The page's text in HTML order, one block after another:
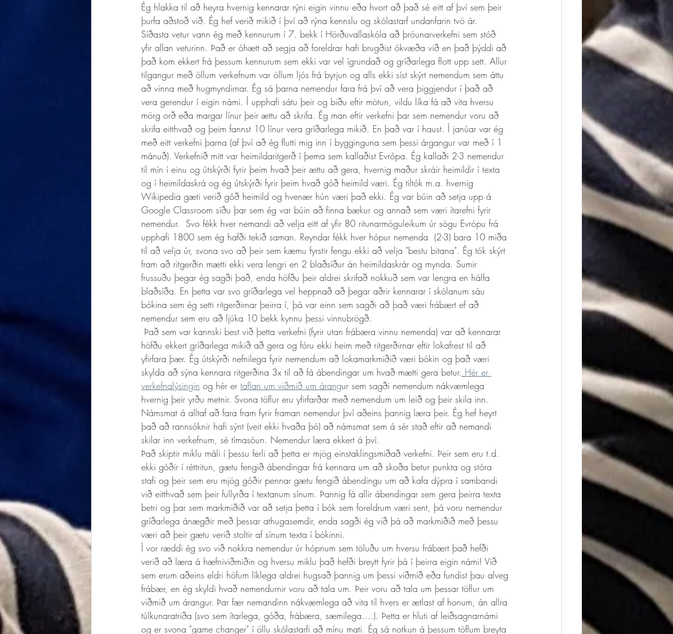
Ég hlakka til að heyra hvernig kennarar rýni eigin vinnu eða hvort að það sé eitt af því sem þeir
þurfa aðstoð við. Ég hef verið mikið í því að rýna kennslu og skólastarf undanfarin tvö ár.
Síðasta vetur vann ég með kennurum í 7. bekk í Hörðuvallaskóla að þróunarverkefni sem stóð
yfir allan veturinn. Það er óhætt að segja að foreldrar hafi brugðist ókvæða við en það þýddi að
það kom ekkert frá þessum kennurum sem ekki var vel ígrundað og gríðarlega flott upp sett. Allur
tilgangur með öllum verkefnum var öllum ljós frá byrjun og alls ekki síst skýrt nemendum sem áttu
að vinna með hugmyndirnar. Ég sá þarna nemendur fara frá því að vera þiggjendur í það að
vera gerendur í eigin námi. Í upphafi sátu þeir og biðu eftir mötun, vildu líka fá að vita hversu
mörg orð eða margar línur þeir ættu að skrifa. Ég man eftir verkefni þar sem nemendur voru að
skrifa eitthvað og þeim fannst 10 línur vera gríðarlega mikið. En það var í haust. Í janúar var ég
með eitt verkefni þarna (af því að ég flutti mig inn í bygginguna sem þessi árgangur var með í 1
mánuð). Verkefnið mitt var heimildaritgerð í þema sem kallaðist Evrópa. Ég kallaði 2-3 nemendur
til mín í einu og útskýrði fyrir þeim hvað þeir ættu að gera, hvernig maður skráir heimildir í texta
og í heimildaskrá og ég útskýrði fyrir þeim hvað góð heimild væri. Ég tiltók m.a. hvernig
Wikipedia gæti verið góð heimild og hvenær hún væri það ekki. Ég var búin að setja upp á
Google Classroom síðu þar sem ég var búin að finna bækur og annað sem væri ítarefni fyrir
nemendur.  Svo fékk hver nemandi að velja eitt af yfir 80 ritunarmöguleikum úr sögu Evrópu frá
upphafi 1800 sem ég hafði tekið saman. Reyndar fékk hver hópur nemenda  (2-3) bara 10 miða
til að velja úr, svona svo að þeir sem kæmu fyrstir fengu ekki að velja "bestu bitana". Ég tók skýrt
fram að ritgerðin mætti ekki vera lengri en 2 blaðsíður án heimildaskrár og mynda. Sumir
frussuðu þegar ég sagði það, enda höfðu þeir aldrei skrifað nokkuð sem var lengra en hálfa
blaðsíða. En þetta var svo gríðarlega vel heppnað að þegar aðrir kennarar í skólanum sáu
bókina sem ég setti ritgerðirnar þeirra í, þá var einn sem sagði að það væri frábært ef að
nemendur sem eru að ljúka 10 bekk kynnu þessi vinnubrögð.
höfðu ekkert gríðarlega mikið að gera og fóru ekki heim með ritgerðirnar eftir lokafrest til að
yfirfara þær. Ég útskýrði nefnilega fyrir nemendum að lokamarkmiðið væri bókin og það væri
skylda að sýna kennara ritgerðina 3x til að fá ábendingar um hvað mætti gera betur. Hér er
verkefnalýsingin og hér er taflan um viðmið um árangur sem sagði nemendum nákvæmlega
hvernig þeir yrðu metnir. Svona töflur eru yfirfarðar með nemendum um leið og þeir skila inn.
Námsmat á alltaf að fara fram fyrir framan nemendur því aðeins þannig læra þeir. Ég hef heyrt
það að rannsóknir hafi sýnt (veit ekki hvaða þó) að námsmat sem á sér stað eftir að nemandi
skilar inn verkefnum, sé tímasóun. Nemendur læra ekkert á því.
Það skiptir miklu máli í þessu ferli að þetta er mjög einstaklingsmiðað verkefni. Þeir sem eru t.d.
ekki góðir í réttritun, gætu fengið ábendingar frá kennara um að skoða betur punkta og stóra
stafi og þeir sem eru mjög góðir pennar gætu fengið ábendingu um að kafa dýpra í sambandi
við eitthvað sem þeir fullyrða í textanum sínum. Þannig fá allir ábendingar sem gera þeirra texta
betri og þar sem markmiðið var að setja þetta í bók sem foreldrum væri sent, þá voru nemendur
gríðarlega ánægðir með þessar athugasemdir, enda sagði ég við þá að markmiðið með þessu
væri að þeir gætu verið stoltir af sínum texta í bókinni.
Í vor ræddi ég svo við nokkra nemendur úr hópnum sem töluðu um hversu frábært það hefði
verið að læra á hæfniviðmiðin og hversu miklu það hefði breytt fyrir þá í þeirra eigin námi! Við
sem erum aðeins eldri höfum líklega aldrei hugsað þannig um þessi viðmið eða fundist þau alveg
frábær, en ég skyldi hvað nemendurnir voru að tala um. Þeir voru að tala um þessar töflur um
viðmið um árangur. Þar fær nemandinn nákvæmlega að vita til hvers er ætlast af honum, án allra
túlkunaratriða (svo sem ítarlega, góða, frábæra, sæmilega....). Þetta er hluti af leiðsagnarnámi
og er svona "game changer" í öllu skólastarfi að mínu mati. Ég sá notkun á þessum töflum breyta